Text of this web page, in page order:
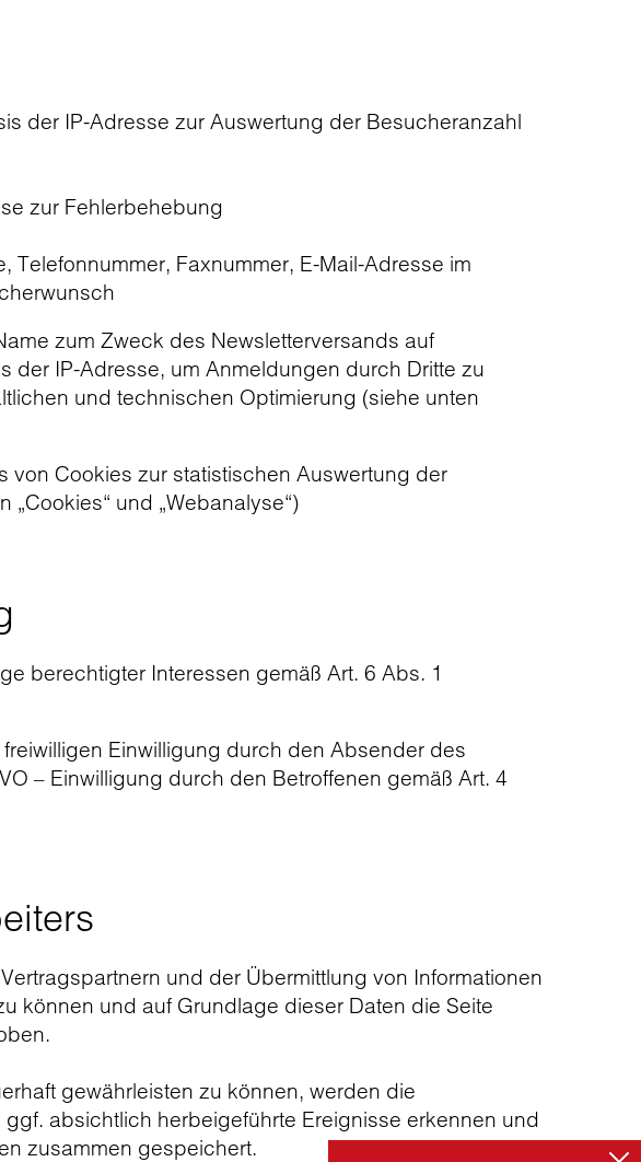
der IP-Adresse zur Auswertung der Besucheranzahl
zur Fehlerbehebung
Telefonnummer, Faxnummer, E-Mail-Adresse im
zum Zweck des Newsletterversands auf
der IP-Adresse, um Anmeldungen durch Dritte zu
und technischen Optimierung (siehe unten
von Cookies zur statistischen Auswertung der
und „Webanalyse“)
berechtigter Interessen gemäß Art. 6 Abs. 1
Einwilligung durch den Absender des
– Einwilligung durch den Betroffenen gemäß Art. 4
und der Übermittlung von Informationen
können und auf Grundlage dieser Daten die Seite
gewährleisten zu können, werden die
absichtlich herbeigeführte Ereignisse erkennen und
zusammen gespeichert.